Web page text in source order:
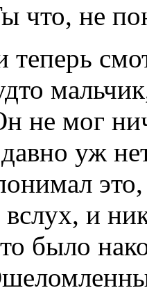
что, не
теперь
не мог
уж
и
было